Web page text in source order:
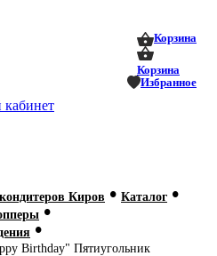
Корзина
Корзина
Избранное
Киров • Каталог •
•
•
Birthday" Пятиугольник